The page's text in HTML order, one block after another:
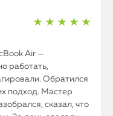
★ ★ ★ ★ ★
Air —
работать,
Обратился
подход. Мастер
сказал, что